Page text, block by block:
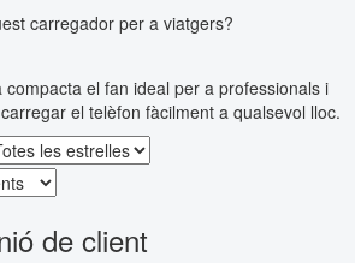
carregador per a viatgers?
compacta el fan ideal per a professionals i
el telèfon fàcilment a qualsevol lloc.
de client